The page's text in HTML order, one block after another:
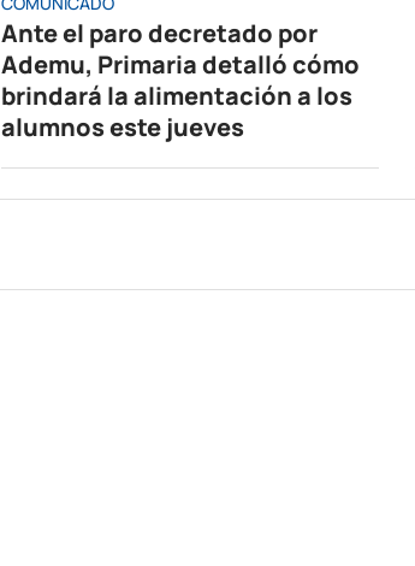
Ante el paro decretado por
Ademu, Primaria detalló cómo
brindará la alimentación a los
alumnos este jueves